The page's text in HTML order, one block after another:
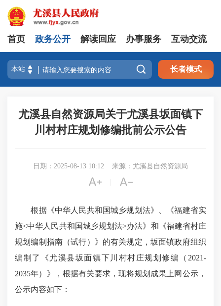
首页 政务公开 解读回应 办事服务 互动交流
 长者模式
尤溪县自然资源局关于尤溪县坂面镇下
川村村庄规划修编批前公示公告
日期：2025-08-13 10:12 来源：尤溪县自然资源局
 
根据《中华人民共和国城乡规划法》、《福建省实
施<中华人民共和国城乡规划法>办法》和《福建省村庄
规划编制指南（试行）》的有关规定，坂面镇政府组织
编制了《尤溪县坂面镇下川村村庄规划修编（2021-
2035年）》，根据有关要求，现将规划成果上网公示，
公示内容如下：